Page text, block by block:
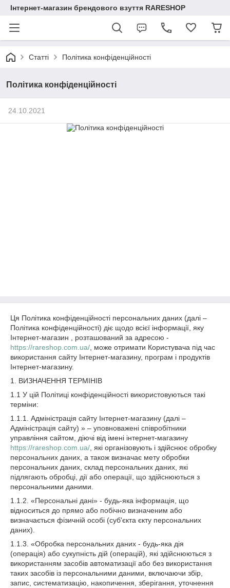
Інтернет-магазин брендового взуття RARESHOP
Статті Політика конфіденційності
Політика конфіденційності
24.10.2021
Ця Політика конфіденційності персональних даних (далі –
Політика конфіденційності) діє щодо всієї інформації, яку
Інтернет-магазин , розташований за адресою -
https://rareshop.com.ua/ , може отримати Користувача під час
використання сайту Інтернет-магазину, програм і продуктів
Інтернет-магазину.
1. ВИЗНАЧЕННЯ ТЕРМІНІВ
1.1 У цій Політиці конфіденційності використовуються такі
терміни:
1.1.1. Адміністрація сайту Інтернет-магазину (далі –
Адміністрація сайту) » – уповноважені співробітники
управління сайтом, діючі від імені інтернет-магазину
https://rareshop.com.ua/ , які організовують і здійснює обробку
персональних даних, а також визначає мету обробки
персональних даних, склад персональних даних, які
підлягають обробці, дії або операції, що здійснюються з
персональними даними.
1.1.2. «Персональні дані» - будь-яка інформація, що
відноситься до прямо або побічно визначеним або
визначається фізичній особі (суб'єкта єкту персональних
даних).
1.1.3. «Обробка персональних даних - будь-яка дія
(операція) або сукупність дій (операцій), які здійснюються з
використанням засобів автоматизації або без використання
таких засобів із персональними даними, включаючи збір,
запис, систематизацію, накопичення, зберігання, уточнення